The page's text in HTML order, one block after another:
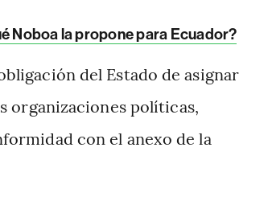
Noboa la propone para Ecuador?
del Estado de asignar
organizaciones políticas,
con el anexo de la